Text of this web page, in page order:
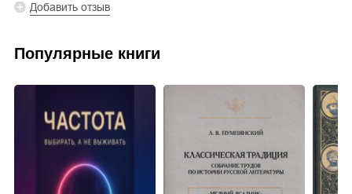
Добавить отзыв
Популярные книги